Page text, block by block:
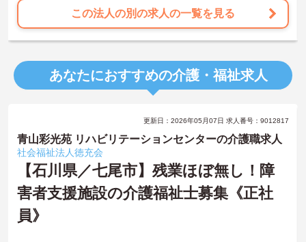
この法人の別の求人の一覧を見る
あなたにおすすめの介護・福祉求人
更新日：2026年05月07日 求人番号：9012817
青山彩光苑 リハビリテーションセンターの介護職求人
社会福祉法人徳充会
【石川県／七尾市】残業ほぼ無し！障
害者支援施設の介護福祉士募集《正社
員》